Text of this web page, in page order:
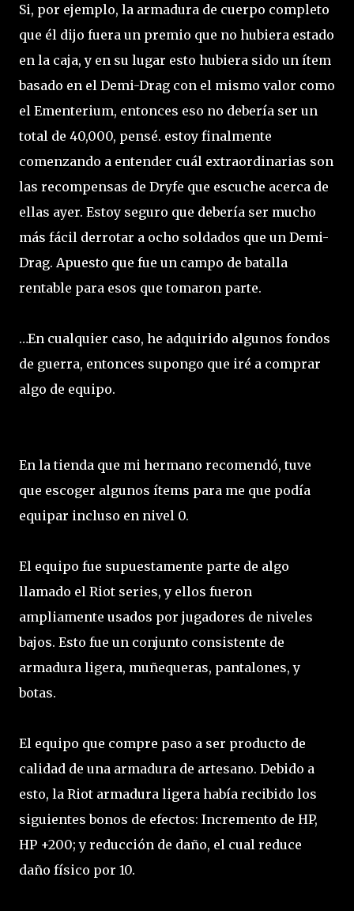
Si, por ejemplo, la armadura de cuerpo completo
que él dijo fuera un premio que no hubiera estado
en la caja, y en su lugar esto hubiera sido un ítem
basado en el Demi-Drag con el mismo valor como
el Ementerium, entonces eso no debería ser un
total de 40,000, pensé. estoy finalmente
comenzando a entender cuál extraordinarias son
las recompensas de Dryfe que escuche acerca de
ellas ayer. Estoy seguro que debería ser mucho
más fácil derrotar a ocho soldados que un Demi-
Drag. Apuesto que fue un campo de batalla
rentable para esos que tomaron parte.
…En cualquier caso, he adquirido algunos fondos
de guerra, entonces supongo que iré a comprar
algo de equipo.
En la tienda que mi hermano recomendó, tuve
que escoger algunos ítems para me que podía
equipar incluso en nivel 0.
El equipo fue supuestamente parte de algo
llamado el Riot series, y ellos fueron
ampliamente usados por jugadores de niveles
bajos. Esto fue un conjunto consistente de
armadura ligera, muñequeras, pantalones, y
botas.
El equipo que compre paso a ser producto de
calidad de una armadura de artesano. Debido a
esto, la Riot armadura ligera había recibido los
siguientes bonos de efectos: Incremento de HP,
HP +200; y reducción de daño, el cual reduce
daño físico por 10.